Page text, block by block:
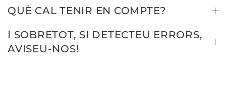
QUÈ CAL TENIR EN COMPTE?
I SOBRETOT, SI DETECTEU ERRORS,
AVISEU-NOS!